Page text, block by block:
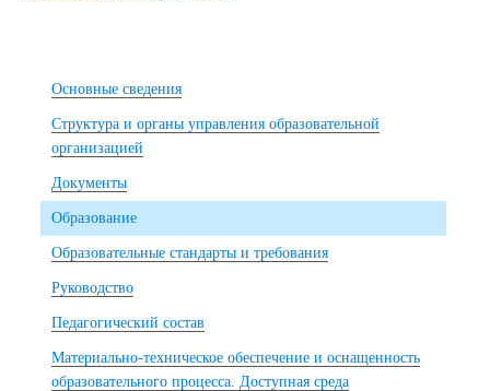
Основные сведения
Структура и органы управления образовательной
организацией
Документы
Образование
Образовательные стандарты и требования
Руководство
Педагогический состав
Материально-техническое обеспечение и оснащенность
образовательного процесса. Доступная среда